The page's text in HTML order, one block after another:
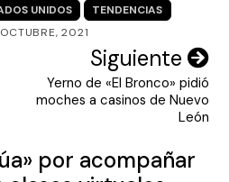
UNIDOS
TENDENCIAS
2021
Siguiente
Yerno de «El Bronco» pidió
moches a casinos de Nuevo
León
por acompañar